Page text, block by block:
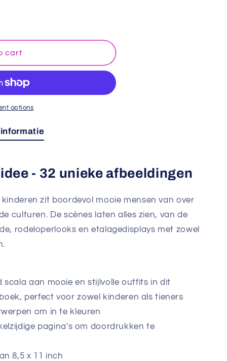
cart
options
- 32 unieke afbeeldingen
zit boordevol mooie mensen van over
culturen. De scènes laten alles zien, van de
rodeloperlooks en etalagedisplays met zowel
scala aan mooie en stijlvolle outfits in dit
perfect voor zowel kinderen als tieners
om in te kleuren
pagina's om doordrukken te
8,5 x 11 inch